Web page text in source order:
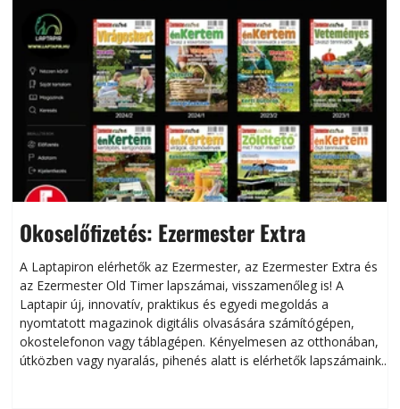
Okoselőfizetés: Ezermester Extra
A Laptapiron elérhetők az Ezermester, az Ezermester Extra és
az Ezermester Old Timer lapszámai, visszamenőleg is! A
Laptapir új, innovatív, praktikus és egyedi megoldás a
nyomtatott magazinok digitális olvasására számítógépen,
okostelefonon vagy táblagépen. Kényelmesen az otthonában,
útközben vagy nyaralás, pihenés alatt is elérhetők lapszámaink.